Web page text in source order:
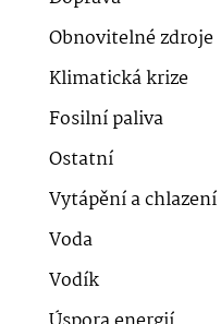
Obnovitelné zdroje
Klimatická krize
Fosilní paliva
Ostatní
Vytápění a chlazení
Voda
Vodík